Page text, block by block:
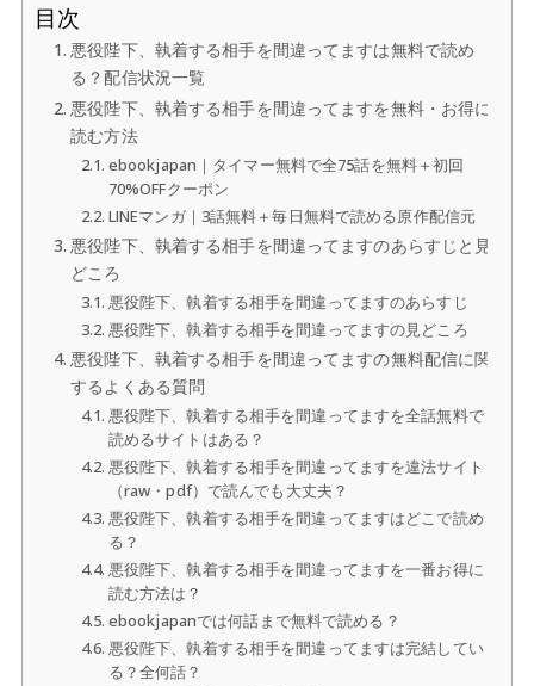
目次
悪役陛下、執着する相手を間違ってますは無料で読め
る？配信状況一覧
悪役陛下、執着する相手を間違ってますを無料・お得に
読む方法
ebookjapan｜タイマー無料で全75話を無料＋初回
70%OFFクーポン
LINEマンガ｜3話無料＋毎日無料で読める原作配信元
悪役陛下、執着する相手を間違ってますのあらすじと見
どころ
悪役陛下、執着する相手を間違ってますのあらすじ
悪役陛下、執着する相手を間違ってますの見どころ
悪役陛下、執着する相手を間違ってますの無料配信に関
するよくある質問
悪役陛下、執着する相手を間違ってますを全話無料で
読めるサイトはある？
悪役陛下、執着する相手を間違ってますを違法サイト
（raw・pdf）で読んでも大丈夫？
悪役陛下、執着する相手を間違ってますはどこで読め
る？
悪役陛下、執着する相手を間違ってますを一番お得に
読む方法は？
ebookjapanでは何話まで無料で読める？
悪役陛下、執着する相手を間違ってますは完結してい
る？全何話？